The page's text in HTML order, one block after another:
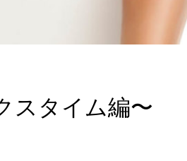
スタイム編〜